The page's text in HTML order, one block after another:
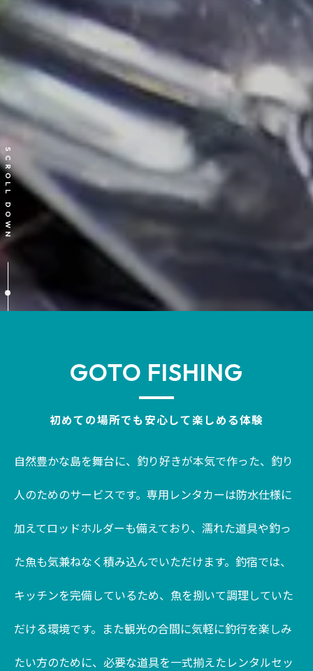
SCROLL DOWN
初めての場所でも安心して楽しめる体験
GOTO FISHING
自然豊かな島を舞台に、釣り好きが本気で作った、釣り
人のためのサービスです。専用レンタカーは防水仕様に
加えてロッドホルダーも備えており、濡れた道具や釣っ
た魚も気兼ねなく積み込んでいただけます。釣宿では、
キッチンを完備しているため、魚を捌いて調理していた
だける環境です。また観光の合間に気軽に釣行を楽しみ
たい方のために、必要な道具を一式揃えたレンタルセッ